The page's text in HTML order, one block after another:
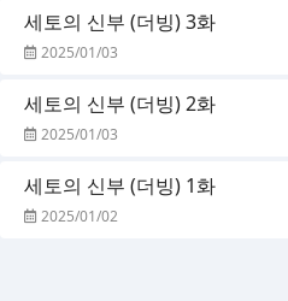
세토의 신부 (더빙) 3화
2025/01/03
세토의 신부 (더빙) 2화
2025/01/03
세토의 신부 (더빙) 1화
2025/01/02